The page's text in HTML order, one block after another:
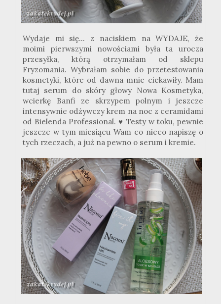
Wydaje mi się... z naciskiem na WYDAJE, że
moimi pierwszymi nowościami była ta urocza
przesyłka, którą otrzymałam od sklepu
Fryzomania. Wybrałam sobie do przetestowania
kosmetyki, które od dawna mnie ciekawiły. Mam
tutaj serum do skóry głowy Nowa Kosmetyka,
wcierkę Banfi ze skrzypem polnym i jeszcze
intensywnie odżywczy krem na noc z ceramidami
od Bielenda Professional. ♥ Testy w toku, pewnie
jeszcze w tym miesiącu Wam co nieco napiszę o
tych rzeczach, a już na pewno o serum i kremie.